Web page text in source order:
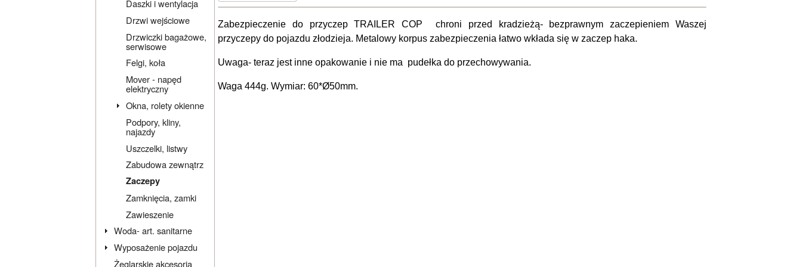
Daszki i wentylacja
Drzwi wejściowe
Drzwiczki bagażowe,
serwisowe
Felgi, koła
Mover - napęd
elektryczny
Okna, rolety okienne
Podpory, kliny,
najazdy
Uszczelki, listwy
Zabudowa zewnątrz
Zaczepy
Zamknięcia, zamki
Zawieszenie
Woda- art. sanitarne
Wyposażenie pojazdu
Żeglarskie akcesoria
Zabezpieczenie do przyczep TRAILER COP chroni przed kradzieżą- bezprawnym zaczepieniem Waszej
przyczepy do pojazdu złodzieja. Metalowy korpus zabezpieczenia łatwo wkłada się w zaczep haka.
Uwaga- teraz jest inne opakowanie i nie ma pudełka do przechowywania.
Waga 444g. Wymiar: 60*Ø50mm.